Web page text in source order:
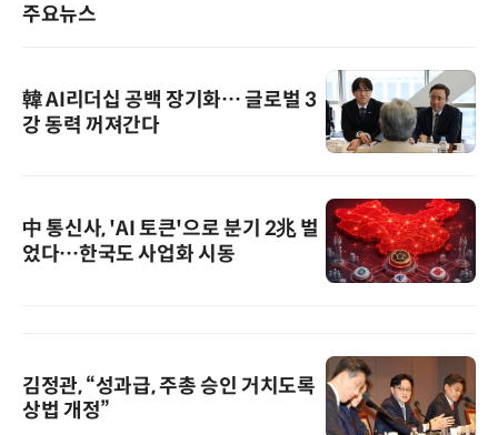
주요뉴스
韓 AI리더십 공백 장기화… 글로벌 3
강 동력 꺼져간다
中 통신사, 'AI 토큰'으로 분기 2兆 벌
었다…한국도 사업화 시동
김정관, “성과급, 주총 승인 거치도록
상법 개정”